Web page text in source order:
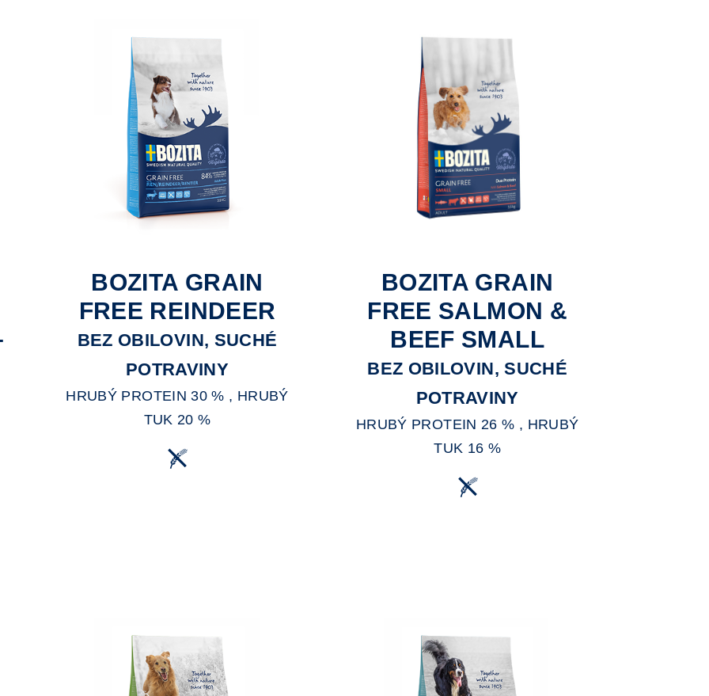
BOZITA GRAIN
FREE REINDEER
BEZ OBILOVIN, SUCHÉ
POTRAVINY
HRUBÝ PROTEIN 30 % , HRUBÝ
TUK 20 %
BOZITA GRAIN
FREE SALMON &
BEEF SMALL
BEZ OBILOVIN, SUCHÉ
POTRAVINY
HRUBÝ PROTEIN 26 % , HRUBÝ
TUK 16 %